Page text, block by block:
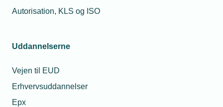
Autorisation, KLS og ISO
Uddannelserne
Vejen til EUD
Erhvervsuddannelser
Epx